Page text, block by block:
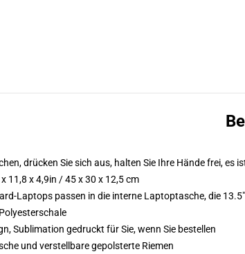
drücken Sie sich aus, halten Sie Ihre Hände frei, es
11,8 x 4,9in / 45 x 30 x 12,5 cm
Laptops passen in die interne Laptoptasche, die
Sublimation gedruckt für Sie, wenn Sie bestellen
und verstellbare gepolsterte Riemen